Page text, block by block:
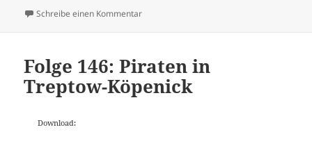
Schreibe einen Kommentarzu Folge 147: Bettina Günter
Folge 146: Piraten in
Treptow-Köpenick
Download: